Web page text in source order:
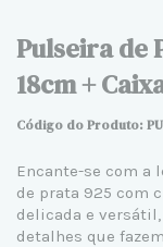
Pulseira de
18cm +
Código do Produto:
Encante-se com a
de prata 925 com
delicada e
detalhes que